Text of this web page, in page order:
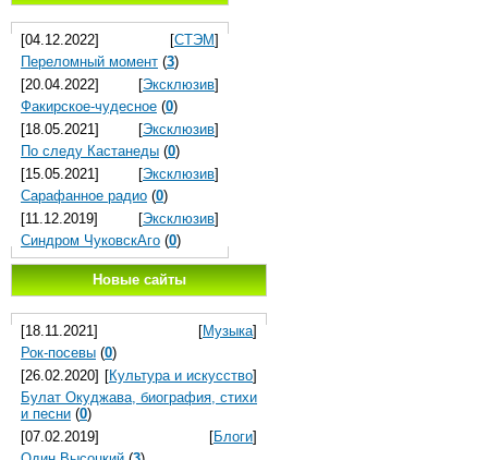
[04.12.2022] [СТЭМ]
Переломный момент (3)
[20.04.2022]
[Эксклюзив]
Факирское-чудесное (0)
[18.05.2021]
[Эксклюзив]
По следу Кастанеды (0)
[15.05.2021]
[Эксклюзив]
Сарафанное радио (0)
[11.12.2019]
[Эксклюзив]
Синдром ЧуковскАго (0)
Новые сайты
[18.11.2021] [Музыка]
Рок-посевы (0)
[26.02.2020] [Культура и искусство]
Булат Окуджава, биография, стихи
и песни (0)
[07.02.2019]
[Блоги]